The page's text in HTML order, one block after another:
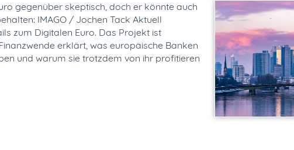
gegenüber skeptisch, doch er könnte auch
IMAGO / Jochen Tack Aktuell
zum Digitalen Euro. Das Projekt ist
erklärt, was europäische Banken
und warum sie trotzdem von ihr profitieren